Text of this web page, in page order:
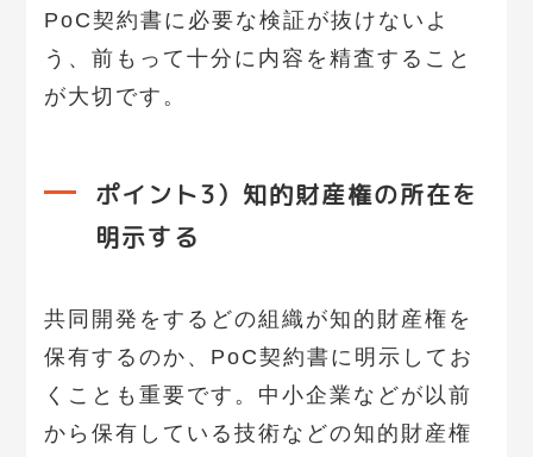
PoC契約書に必要な検証が抜けないよ
う、前もって十分に内容を精査すること
が大切です。
ポイント3）知的財産権の所在を
明示する
共同開発をするどの組織が知的財産権を
保有するのか、PoC契約書に明示してお
くことも重要です。中小企業などが以前
から保有している技術などの知的財産権